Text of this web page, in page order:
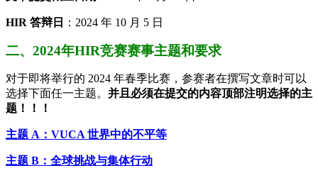
HIR 答辩日 ：2024 年 10 月 5 日
二、2024年HIR竞赛赛事主题和要求
对于即将举行的 2024 年春季比赛，参赛者在撰写文章时可以
选择下面任一主题。 并且必须在提交的内容顶部注明选择的主
题！！！
主题 A：VUCA 世界中的不平等
主题 B：全球挑战与集体行动